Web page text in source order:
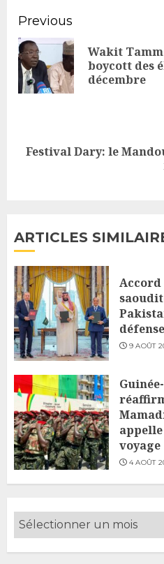
Continue
Reading
Previous
Wakit
boycott des
décembre
Next
Festival Dary: le
ARTICLES
Accord
défense
9 AOÛT
voyage
4 AOÛT